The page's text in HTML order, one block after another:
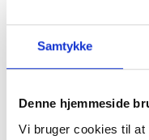
Samtykke
Denne hjemmeside
Vi bruger cookies til